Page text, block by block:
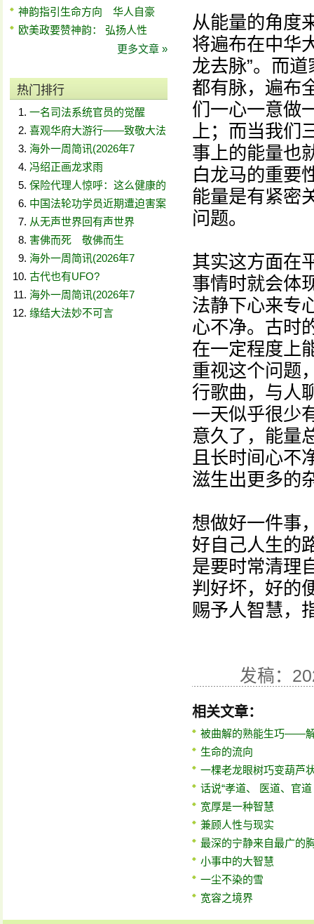
神韵指引生命方向 华人自豪
欧美政要赞神韵： 弘扬人性
更多文章 »
热门排行
一名司法系统官员的觉醒
喜观华府大游行——致敬大法
海外一周简讯(2026年7
冯绍正画龙求雨
保险代理人惊呼：这么健康的
中国法轮功学员近期遭迫害案
从无声世界回有声世界
害佛而死 敬佛而生
海外一周简讯(2026年7
古代也有UFO?
海外一周简讯(2026年7
缘结大法妙不可言
从能量的角度
将遍布在中华
龙去脉”。而
都有脉，遍布
们一心一意做
上；而当我们
事上的能量也
白龙马的重要
能量是有紧密
问题。
其实这方面在
事情时就会体
法静下心来专
心不净。古时
在一定程度上
重视这个问题
行歌曲，与人
一天似乎很少
意久了，能量
且长时间心不
滋生出更多的
想做好一件事
好自己人生的
是要时常清理
判好坏，好的
赐予人智慧，
发稿：
相关文章：
被曲解的熟能生巧——
生命的流向
一棵老龙眼树巧变葫芦
话说“孝道、 医道、官道
宽厚是一种智慧
兼顾人性与现实
最深的宁静来自最广的
小事中的大智慧
一尘不染的雪
宽容之境界